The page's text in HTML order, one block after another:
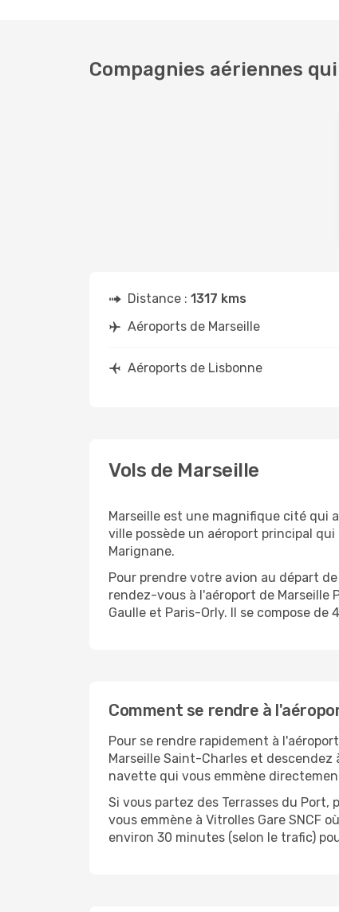
Compagnies aériennes
Distance : 1317 kms
Aéroports de Marseille
Aéroports de Lisbonne
Vols de Marseille
Marseille est une magnifique cité qui
ville possède un aéroport principal
Marignane.
Pour prendre votre avion au départ
rendez-vous à l'aéroport de Marseille
Gaulle et Paris-Orly. Il se compose
Comment se rendre à
Pour se rendre rapidement à
Marseille Saint-Charles et descendez
navette qui vous emmène
Si vous partez des Terrasses du Port,
vous emmène à Vitrolles Gare SNCF
environ 30 minutes (selon le trafic)